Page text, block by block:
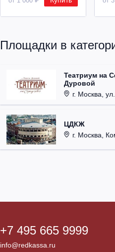
Площадки в
Театриум на
Дуровой
г. Москва,
ЦДКЖ
г. Москва,
+7 495 665 9999
info@redkassa.ru